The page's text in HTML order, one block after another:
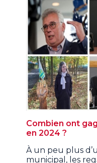
Combien ont
en 2024 ?
À un peu plus
municipal, les